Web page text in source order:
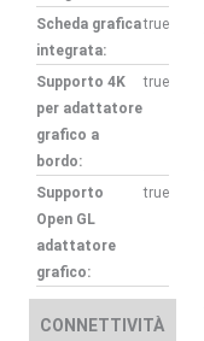
Scheda grafica
integrata:
true
Supporto 4K
per adattatore
grafico a
bordo:
true
Supporto
Open GL
adattatore
grafico:
true
CONNETTIVITÀ